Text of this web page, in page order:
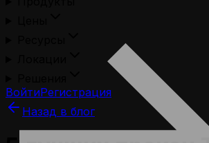
ВойтиРегистрация
Назад в блог